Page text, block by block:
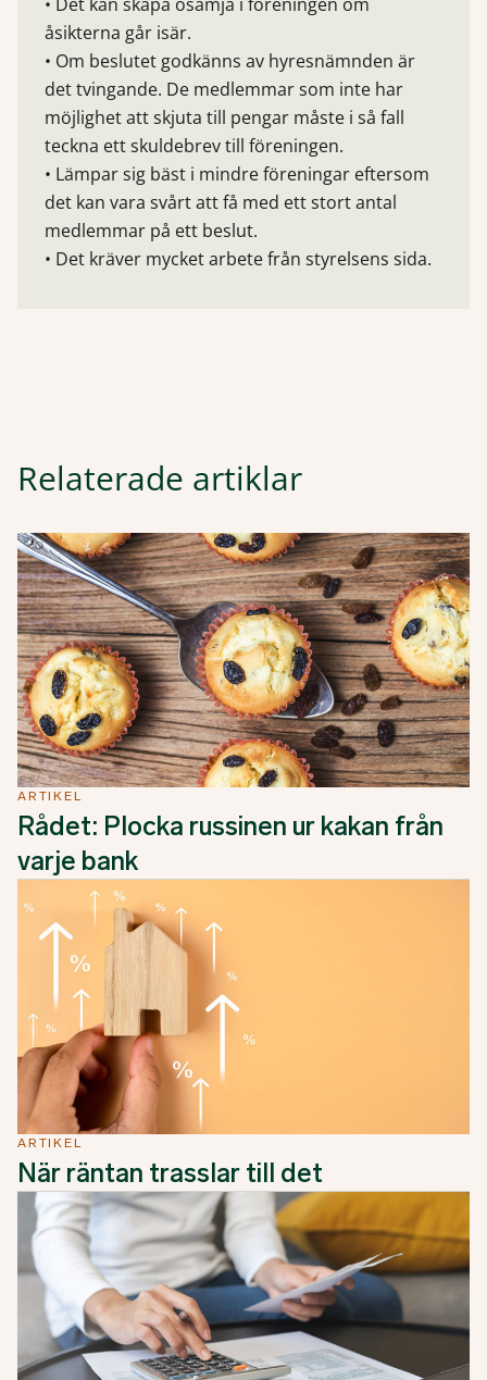
åsikterna går isär.
• Om beslutet godkänns av hyresnämnden är
det tvingande. De medlemmar som inte har
möjlighet att skjuta till pengar måste i så fall
teckna ett skuldebrev till föreningen.
• Lämpar sig bäst i mindre föreningar eftersom
det kan vara svårt att få med ett stort antal
medlemmar på ett beslut.
• Det kräver mycket arbete från styrelsens sida.
Relaterade artiklar
ARTIKEL
Rådet: Plocka russinen ur kakan från
varje bank
ARTIKEL
När räntan trasslar till det